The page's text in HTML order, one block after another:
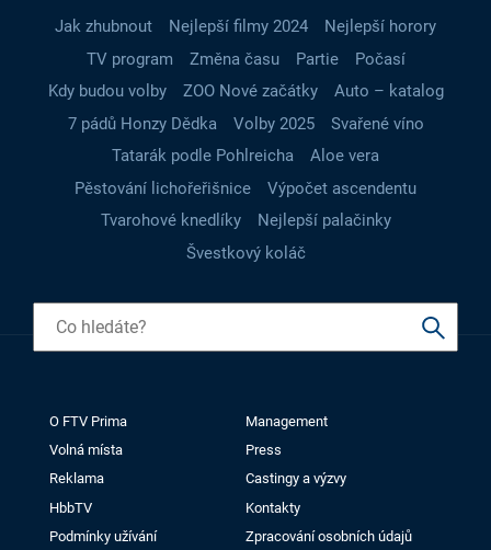
Jak zhubnout Nejlepší filmy 2024
Nejlepší horory
TV program
Změna času Partie
Počasí
Kdy budou volby
ZOO Nové začátky
Auto – katalog
7 pádů Honzy Dědka
Volby 2025
Svařené víno
Tatarák podle Pohlreicha
Aloe vera
Pěstování lichořeřišnice
Výpočet ascendentu
Tvarohové knedlíky
Nejlepší palačinky
Švestkový koláč
O FTV Prima
Management
Volná místa
Press
Reklama
Castingy a výzvy
HbbTV
Kontakty
Podmínky užívání
Zpracování osobních údajů